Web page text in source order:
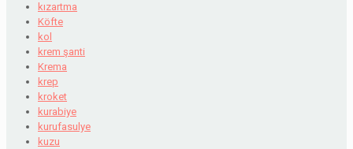
kızartma
Köfte
kol
krem şanti
Krema
krep
kroket
kurabiye
kurufasulye
kuzu